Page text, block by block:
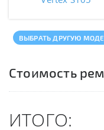
ВЫБРАТЬ ДРУГУЮ
Стоимость
ИТОГО: